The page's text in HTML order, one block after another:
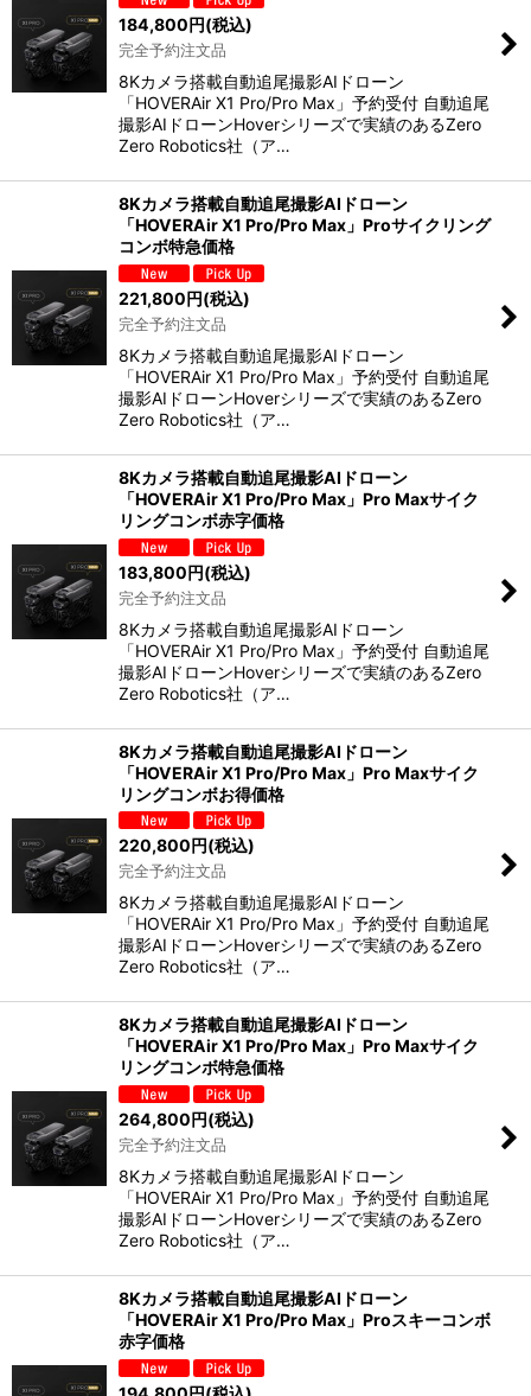
184,800円(税込)
完全予約注文品
8Kカメラ搭載自動追尾撮影AIドローン
「HOVERAir X1 Pro/Pro Max」予約受付 自動追尾
撮影AIドローンHoverシリーズで実績のあるZero
Zero Robotics社（ア…
8Kカメラ搭載自動追尾撮影AIドローン
「HOVERAir X1 Pro/Pro Max」Proサイクリング
コンボ特急価格
221,800円(税込)
完全予約注文品
8Kカメラ搭載自動追尾撮影AIドローン
「HOVERAir X1 Pro/Pro Max」予約受付 自動追尾
撮影AIドローンHoverシリーズで実績のあるZero
Zero Robotics社（ア…
8Kカメラ搭載自動追尾撮影AIドローン
「HOVERAir X1 Pro/Pro Max」Pro Maxサイク
リングコンボ赤字価格
183,800円(税込)
完全予約注文品
8Kカメラ搭載自動追尾撮影AIドローン
「HOVERAir X1 Pro/Pro Max」予約受付 自動追尾
撮影AIドローンHoverシリーズで実績のあるZero
Zero Robotics社（ア…
8Kカメラ搭載自動追尾撮影AIドローン
「HOVERAir X1 Pro/Pro Max」Pro Maxサイク
リングコンボお得価格
220,800円(税込)
完全予約注文品
8Kカメラ搭載自動追尾撮影AIドローン
「HOVERAir X1 Pro/Pro Max」予約受付 自動追尾
撮影AIドローンHoverシリーズで実績のあるZero
Zero Robotics社（ア…
8Kカメラ搭載自動追尾撮影AIドローン
「HOVERAir X1 Pro/Pro Max」Pro Maxサイク
リングコンボ特急価格
264,800円(税込)
完全予約注文品
8Kカメラ搭載自動追尾撮影AIドローン
「HOVERAir X1 Pro/Pro Max」予約受付 自動追尾
撮影AIドローンHoverシリーズで実績のあるZero
Zero Robotics社（ア…
8Kカメラ搭載自動追尾撮影AIドローン
「HOVERAir X1 Pro/Pro Max」Proスキーコンボ
赤字価格